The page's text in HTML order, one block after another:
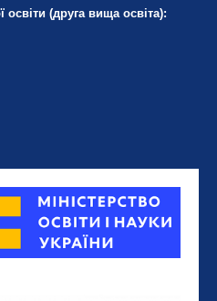
(друга вища освіта):